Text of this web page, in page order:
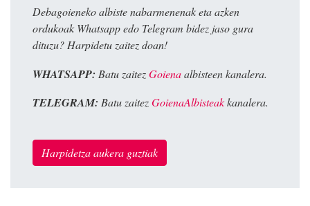
Debagoieneko albiste nabarmenenak eta azken
ordukoak Whatsapp edo Telegram bidez jaso gura
dituzu? Harpidetu zaitez doan!
WHATSAPP: Batu zaitezGoienaalbisteen kanalera.
TELEGRAM: Batu zaitezGoienaAlbisteakkanalera.
Harpidetza aukera guztiak